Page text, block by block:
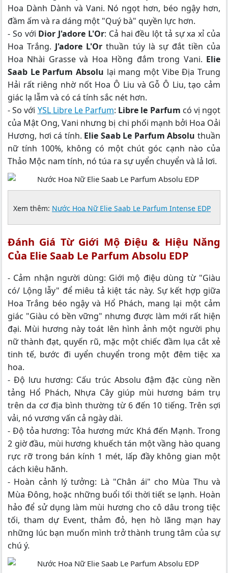
Hoa Dành Dành và Vani. Nó ngọt hơn, béo ngậy hơn,
đầm ấm và ra dáng một "Quý bà" quyền lực hơn.
- So với Dior J'adore L'Or: Cả hai đều lột tả sự xa xỉ của
Hoa Trắng. J'adore L'Or thuần túy là sự đắt tiền của
Hoa Nhài Grasse và Hoa Hồng đắm trong Vani. Elie
Saab Le Parfum Absolu lại mang một Vibe Địa Trung
Hải rất riêng nhờ nốt Hoa Ô Liu và Gỗ Ô Liu, tạo cảm
giác lạ lẫm và có cá tính sắc nét hơn.
- So với YSL Libre Le Parfum: Libre le Parfum có vị ngọt
của Mật Ong, Vani nhưng bị chi phối mạnh bởi Hoa Oải
Hương, hơi cá tính. Elie Saab Le Parfum Absolu thuần
nữ tính 100%, không có một chút góc cạnh nào của
Thảo Mộc nam tính, nó túa ra sự uyển chuyển và lả lơi.
Xem thêm: Nước Hoa Nữ Elie Saab Le Parfum Intense EDP
Đánh Giá Từ Giới Mộ Điệu & Hiệu Năng
Của Elie Saab Le Parfum Absolu EDP
- Cảm nhận người dùng: Giới mộ điệu dùng từ "Giàu
có/ Lộng lẫy" để miêu tả kiệt tác này. Sự kết hợp giữa
Hoa Trắng béo ngậy và Hổ Phách, mang lại một cảm
giác "Giàu có bền vững" nhưng được làm mới rất hiện
đại. Mùi hương này toát lên hình ảnh một người phụ
nữ thành đạt, quyến rũ, mặc một chiếc đầm lụa cắt xẻ
tinh tế, bước đi uyển chuyển trong một đêm tiệc xa
hoa.
- Độ lưu hương: Cấu trúc Absolu đậm đặc cùng nền
tảng Hổ Phách, Nhựa Cây giúp mùi hương bám trụ
trên da cơ địa bình thường từ 6 đến 10 tiếng. Trên sợi
vải, nó vương vấn cả ngày dài.
- Độ tỏa hương: Tỏa hương mức Khá đến Mạnh. Trong
2 giờ đầu, mùi hương khuếch tán một vầng hào quang
rực rỡ trong bán kính 1 mét, lấp đầy không gian một
cách kiêu hãnh.
- Hoàn cảnh lý tưởng: Là "Chân ái" cho Mùa Thu và
Mùa Đông, hoặc những buổi tối thời tiết se lạnh. Hoàn
hảo để sử dụng làm mùi hương cho cô dâu trong tiệc
tối, tham dự Event, thảm đỏ, hẹn hò lãng mạn hay
những lúc bạn muốn mình trở thành trung tâm của sự
chú ý.